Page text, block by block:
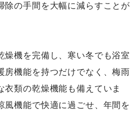
除の手間を大幅に減らすことが
燥機を完備し、寒い冬でも浴室
房機能を持つだけでなく、梅雨
衣類の乾燥機能も備えていま
風機能で快適に過ごせ、年間を